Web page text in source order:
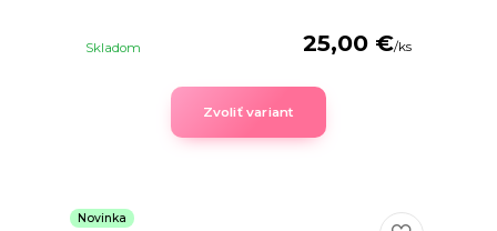
25,00 €/ks
Skladom
Zvoliť variant
Novinka